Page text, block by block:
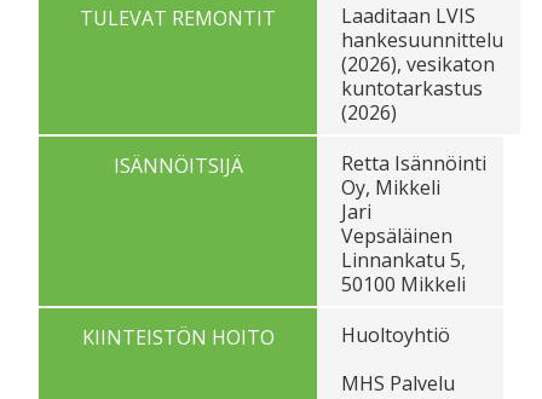
TULEVAT REMONTIT
Laaditaan LVIS
hankesuunnittelu
(2026), vesikaton
kuntotarkastus
(2026)
ISÄNNÖITSIJÄ
Retta Isännöinti
Oy, Mikkeli
Jari
Vepsäläinen
Linnankatu 5,
50100 Mikkeli
KIINTEISTÖN HOITO
Huoltoyhtiö
MHS Palvelu